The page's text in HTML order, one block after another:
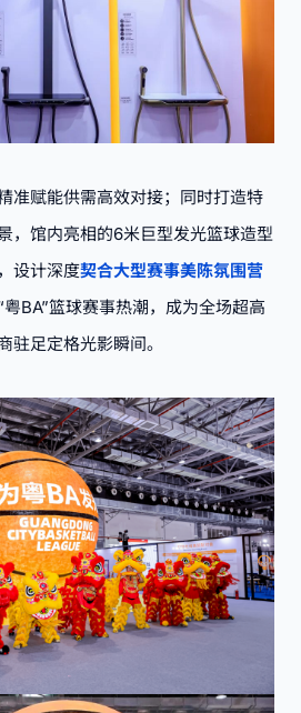
准赋能供需高效对接；同时打造特
，馆内亮相的6米巨型发光篮球造型
设计深度契合大型赛事美陈氛围营
BA”篮球赛事热潮，成为全场超高
驻足定格光影瞬间。